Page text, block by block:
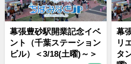
幕張豊砂駅開業記念イベ
ント（千葉ステーション
ビル）＜3/18(土曜)～＞
幕
リ
タ